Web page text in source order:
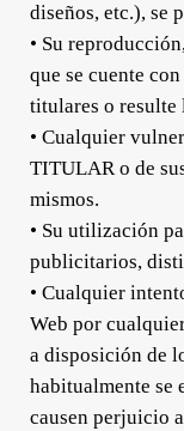
diseños, etc.), se
• Su
que se cuente
titulares o resulte
• Cualquier
TITULAR o de
mismos.
• Su utilización
publicitarios,
• Cualquier
Web por
a disposición de
habitualmente se
causen perjuicio